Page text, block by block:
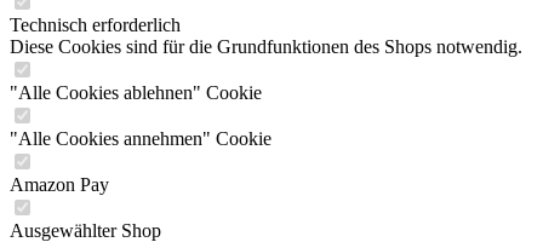
Technisch erforderlich
Diese Cookies sind für die Grundfunktionen des Shops notwendig.
"Alle Cookies ablehnen" Cookie
"Alle Cookies annehmen" Cookie
Amazon Pay
Ausgewählter Shop